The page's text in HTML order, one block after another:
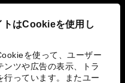
トはCookieを使用し
を使って、ユーザー
ンツや広告の表示、トラ
行っています。またユー